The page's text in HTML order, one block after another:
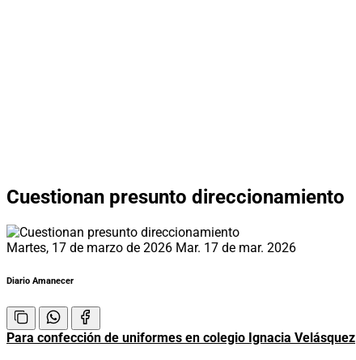
Cuestionan presunto direccionamiento
Martes, 17 de marzo de 2026 Mar. 17 de mar. 2026
Diario Amanecer
Para confección de uniformes en colegio Ignacia Velásquez